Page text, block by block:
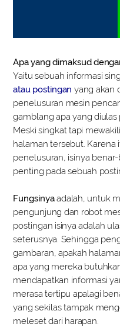
Apa yang dimaksud
Yaitu sebuah informasi
atau postingan yang akan
penelusuran mesin
gamblang apa yang
Meski singkat tapi
halaman tersebut. Karena
penelusuran, isinya
penting pada sebuah
Fungsinyaadalah, untuk
pengunjung dan robot
postingan isinya adalah
seterusnya. Sehingga
gambaran, apakah
apa yang mereka
mendapatkan informasi
merasa tertipu apalagi
yang sekilas tampak
meleset dari harapan.